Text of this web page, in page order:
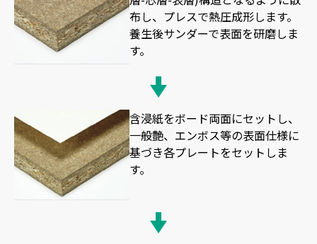
布し、プレスで熱圧成形します。
養生後サンダーで表面を研磨しま
す。
含浸紙をボード両面にセットし、
一般艶、エンボス等の表面仕様に
基づき各プレートをセットしま
す。